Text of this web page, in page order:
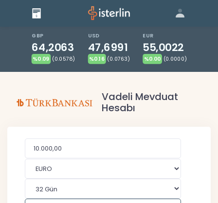
| Blog | Giriş
GBP
64,2063
%0.09 (0.0578)
USD
47,6991
%0.16 (0.0763)
EUR
55,0022
%0.00 (0.0000)
Vadeli Mevduat
Hesabı